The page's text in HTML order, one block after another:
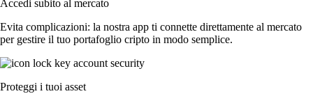
Accedi subito al mercato
Evita complicazioni: la nostra app ti connette direttamente al mercato
per gestire il tuo portafoglio cripto in modo semplice.
Proteggi i tuoi asset